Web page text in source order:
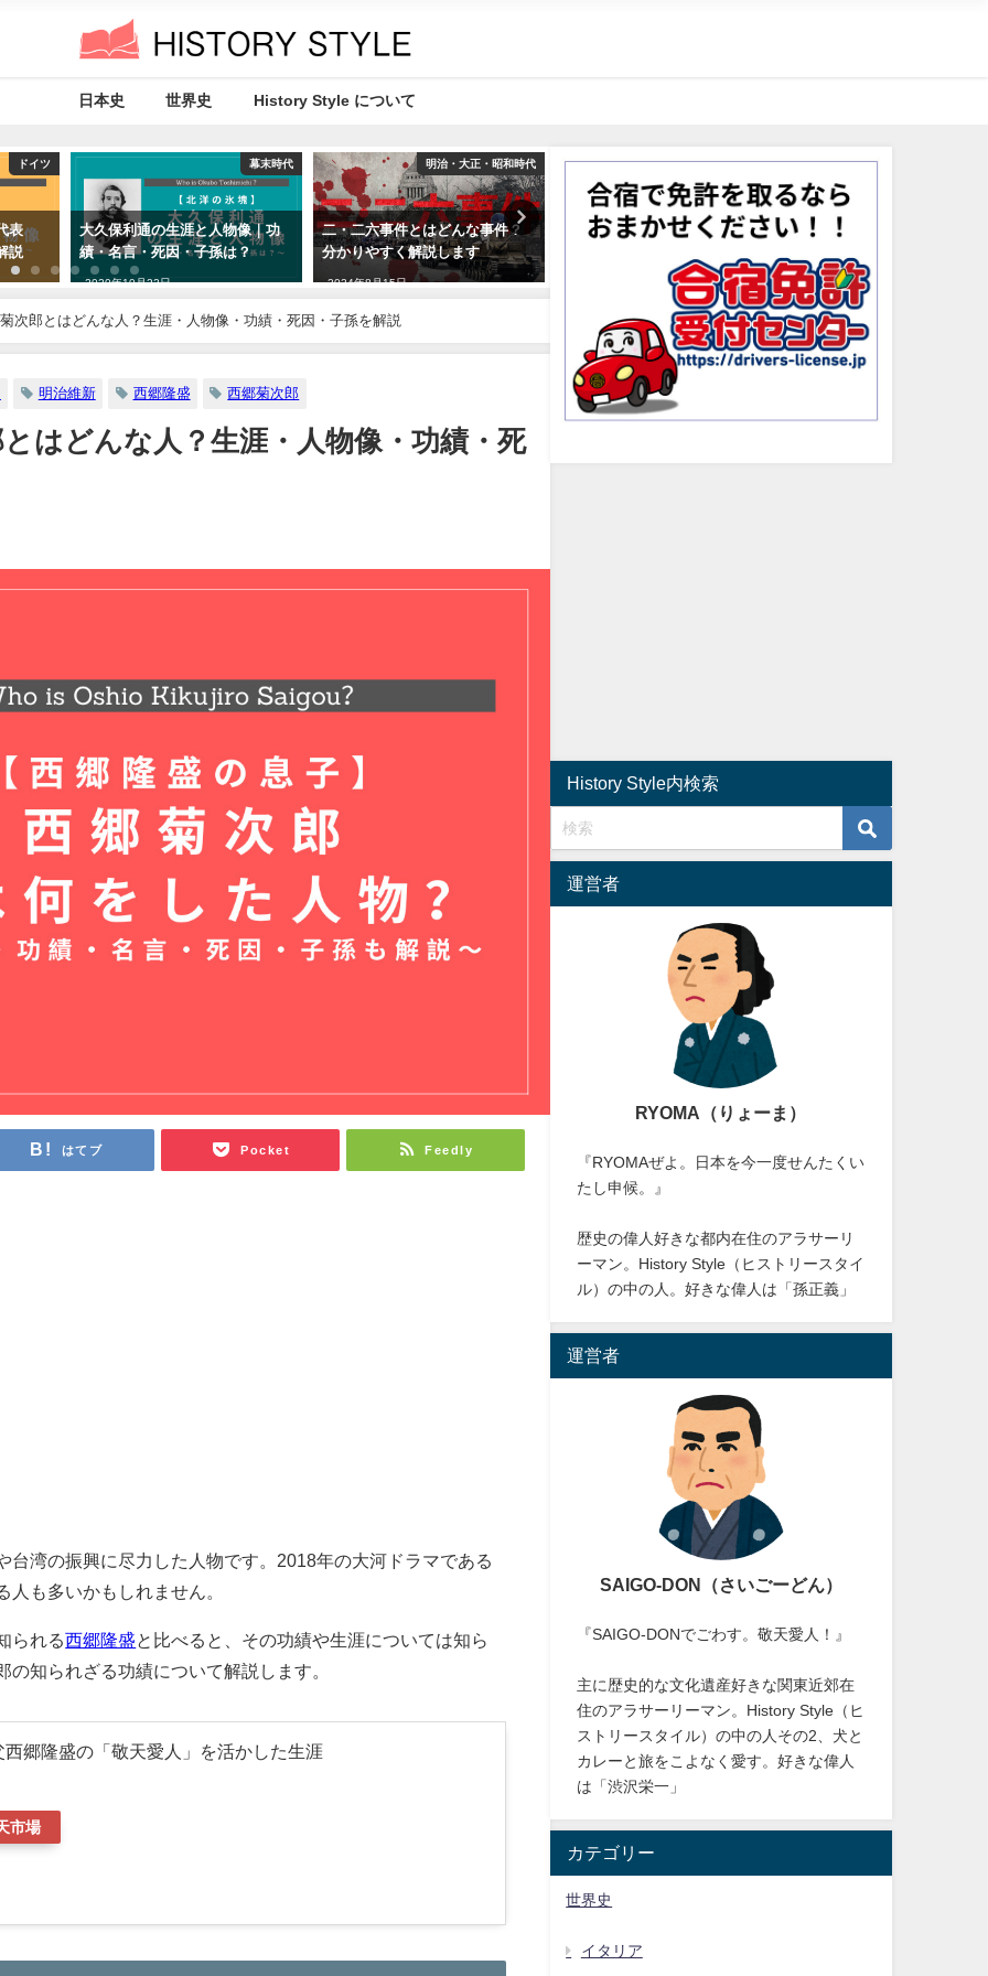
日本史 世界史 History Style について
ドイツ
表
説
幕末時代
大久保利通の生涯と人物像｜功
績・名言・死因・子孫は？
2020年10月22日
明治・大正・昭和時代
二・二六事件とはどんな事件？
分かりやすく解説します
2024年8月15日
江戸時代
坂本龍馬の生涯と人物像・年表
西郷隆盛の生涯と人物像｜
2020年10月22日
次郎とはどんな人？生涯・人物像・功績・死因・子孫を解説
明治維新 西郷隆盛 西郷菊次郎
はどんな人？生涯・人物像・功績・死
はてブ Pocket Feedly
台湾の振興に尽力した人物です。2018年の大河ドラマである
人も多いかもしれません。
られる西郷隆盛と比べると、その功績や生涯については知ら
知られざる功績について解説します。
郷隆盛の「敬天愛人」を活かした生涯
市場
History Style内検索
運営者
RYOMA（りょーま）
『RYOMAぜよ。日本を今一度せんたくい
たし申候。』
歴史の偉人好きな都内在住のアラサーリ
ーマン。History Style（ヒストリースタイ
ル）の中の人。好きな偉人は「孫正義」
運営者
SAIGO-DON（さいごーどん）
『SAIGO-DONでごわす。敬天愛人！』
主に歴史的な文化遺産好きな関東近郊在
住のアラサーリーマン。History Style（ヒ
ストリースタイル）の中の人その2、犬と
カレーと旅をこよなく愛す。好きな偉人
は「渋沢栄一」
カテゴリー
世界史
イタリア